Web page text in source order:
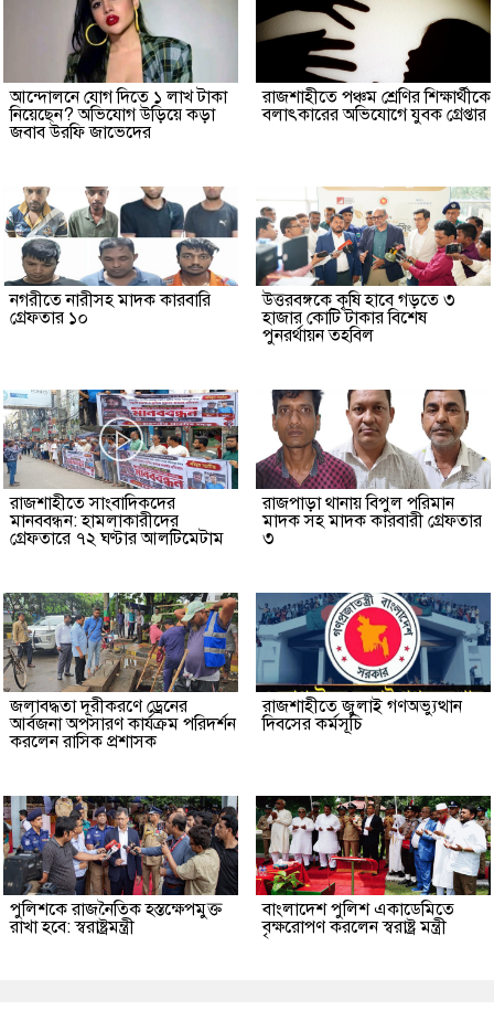
আন্দোলনে যোগ দিতে ১ লাখ টাকা
নিয়েছেন? অভিযোগ উড়িয়ে কড়া
জবাব উরফি জাভেদের
রাজশাহীতে পঞ্চম শ্রেণির শিক্ষার্থীকে
বলাৎকারের অভিযোগে যুবক গ্রেপ্তার
নগরীতে নারীসহ মাদক কারবারি
গ্রেফতার ১০
উত্তরবঙ্গকে কৃষি হাবে গড়তে ৩
হাজার কোটি টাকার বিশেষ
পুনরর্থায়ন তহবিল
রাজশাহীতে সাংবাদিকদের
মানববন্ধন: হামলাকারীদের
গ্রেফতারে ৭২ ঘণ্টার আলটিমেটাম
রাজপাড়া থানায় বিপুল পরিমান
মাদক সহ মাদক কারবারী গ্রেফতার
৩
জলাবদ্ধতা দূরীকরণে ড্রেনের
আর্বজনা অপসারণ কার্যক্রম পরিদর্শন
করলেন রাসিক প্রশাসক
রাজশাহীতে জুলাই গণঅভ্যুত্থান
দিবসের কর্মসূচি
পুলিশকে রাজনৈতিক হস্তক্ষেপমুক্ত
রাখা হবে: স্বরাষ্ট্রমন্ত্রী
বাংলাদেশ পুলিশ একাডেমিতে
বৃক্ষরোপণ করলেন স্বরাষ্ট্র মন্ত্রী